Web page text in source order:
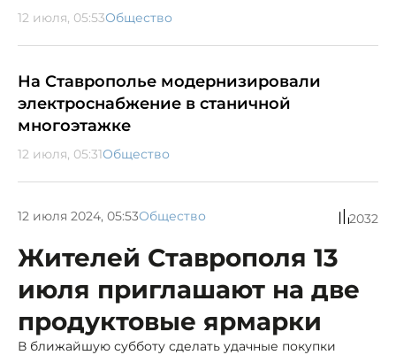
12 июля, 05:53Общество
На Ставрополье модернизировали
электроснабжение в станичной
многоэтажке
12 июля, 05:31Общество
12 июля 2024, 05:53Общество 2032
Жителей Ставрополя 13
июля приглашают на две
продуктовые ярмарки
В ближайшую субботу сделать удачные покупки